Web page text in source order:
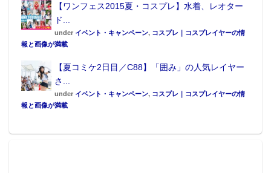
【ワンフェス2015夏・コスプレ】水着、レオター
ド...
under イベント・キャンペーン, コスプレ｜コスプレイヤーの情
報と画像が満載
【夏コミケ2日目／C88】「囲み」の人気レイヤー
さ...
under イベント・キャンペーン, コスプレ｜コスプレイヤーの情
報と画像が満載